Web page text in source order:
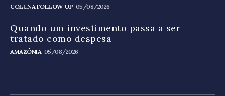
COLUNA FOLLOW-UP 05/08/2026
Quando um investimento passa a ser
tratado como despesa
AMAZÔNIA 05/08/2026